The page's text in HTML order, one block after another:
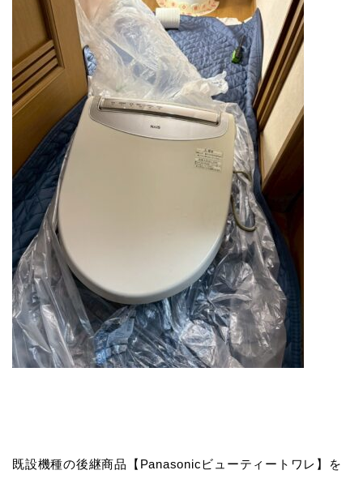
既設機種の後継商品【Panasonicビューティートワレ】を